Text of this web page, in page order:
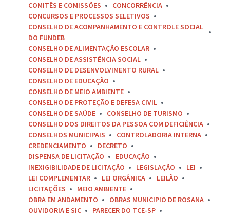
COMITÊS E COMISSÕES
CONCORRÊNCIA
CONCURSOS E PROCESSOS SELETIVOS
CONSELHO DE ACOMPANHAMENTO E CONTROLE SOCIAL
DO FUNDEB
CONSELHO DE ALIMENTAÇÃO ESCOLAR
CONSELHO DE ASSISTÊNCIA SOCIAL
CONSELHO DE DESENVOLVIMENTO RURAL
CONSELHO DE EDUCAÇÃO
CONSELHO DE MEIO AMBIENTE
CONSELHO DE PROTEÇÃO E DEFESA CIVIL
CONSELHO DE SAÚDE
CONSELHO DE TURISMO
CONSELHO DOS DIREITOS DA PESSOA COM DEFICIÊNCIA
CONSELHOS MUNICIPAIS
CONTROLADORIA INTERNA
CREDENCIAMENTO
DECRETO
DISPENSA DE LICITAÇÃO
EDUCAÇÃO
INEXIGIBILIDADE DE LICITAÇÃO
LEGISLAÇÃO
LEI
LEI COMPLEMENTAR
LEI ORGÂNICA
LEILÃO
LICITAÇÕES
MEIO AMBIENTE
OBRA EM ANDAMENTO
OBRAS MUNICIPIO DE ROSANA
OUVIDORIA E SIC
PARECER DO TCE-SP